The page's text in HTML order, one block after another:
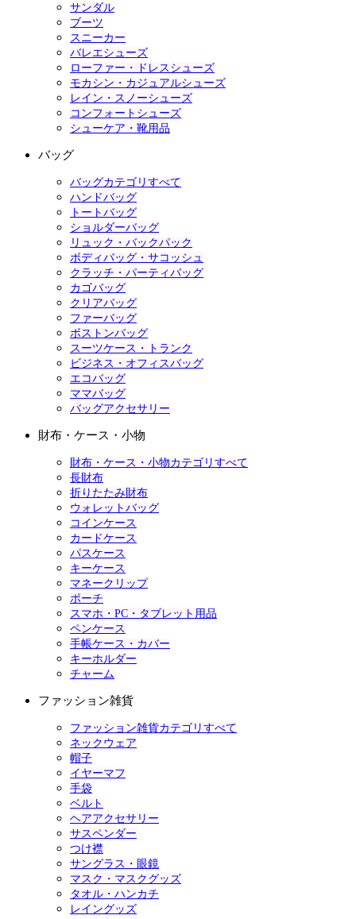
サンダル
ブーツ
スニーカー
バレエシューズ
ローファー・ドレスシューズ
モカシン・カジュアルシューズ
レイン・スノーシューズ
コンフォートシューズ
シューケア・靴用品
バッグ
バッグカテゴリすべて
ハンドバッグ
トートバッグ
ショルダーバッグ
リュック・バックパック
ボディバッグ・サコッシュ
クラッチ・パーティバッグ
カゴバッグ
クリアバッグ
ファーバッグ
ボストンバッグ
スーツケース・トランク
ビジネス・オフィスバッグ
エコバッグ
ママバッグ
バッグアクセサリー
財布・ケース・小物
財布・ケース・小物カテゴリすべて
長財布
折りたたみ財布
ウォレットバッグ
コインケース
カードケース
パスケース
キーケース
マネークリップ
ポーチ
スマホ・PC・タブレット用品
ペンケース
手帳ケース・カバー
キーホルダー
チャーム
ファッション雑貨
ファッション雑貨カテゴリすべて
ネックウェア
帽子
イヤーマフ
手袋
ベルト
ヘアアクセサリー
サスペンダー
つけ襟
サングラス・眼鏡
マスク・マスクグッズ
タオル・ハンカチ
レイングッズ